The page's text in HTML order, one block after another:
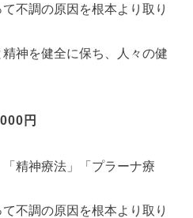
不調の原因を根本より取り
神を健全に保ち、人々の健
円
精神療法」「プラーナ療
不調の原因を根本より取り